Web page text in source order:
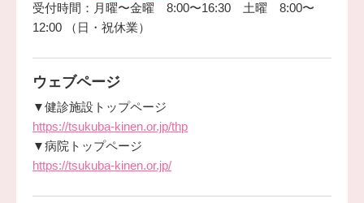
受付時間：月曜〜金曜 8:00〜16:30 土曜 8:00〜
12:00 （日・祝休業）
ウェブページ
▼健診施設トップページ
https://tsukuba-kinen.or.jp/thp
▼病院トップページ
https://tsukuba-kinen.or.jp/